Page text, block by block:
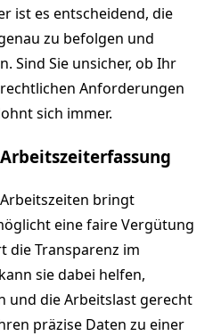
ist es entscheidend, die
zu befolgen und
Sind Sie unsicher, ob Ihr
Anforderungen
sich immer.
bringt
eine faire Vergütung
Transparenz im
sie dabei helfen,
und die Arbeitslast gerecht
präzise Daten zu einer